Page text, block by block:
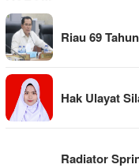
Riau 69
Hak Ulayat
Radiator